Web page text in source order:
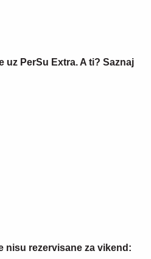
uz PerSu Extra. A ti? Saznaj
nisu rezervisane za vikend: